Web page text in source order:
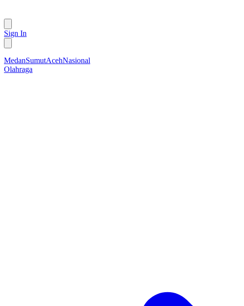
Sign In
MedanSumutAcehNasional
Olahraga